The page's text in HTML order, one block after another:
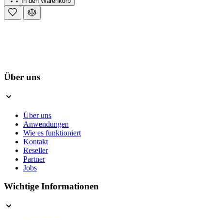
Über uns
Über uns
Anwendungen
Wie es funktioniert
Kontakt
Reseller
Partner
Jobs
Wichtige Informationen